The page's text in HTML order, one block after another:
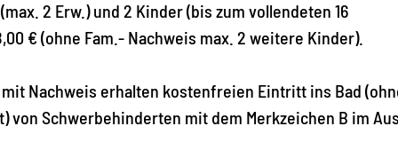
2 Erw.) und 2 Kinder (bis zum vollendeten 16
€ (ohne Fam.- Nachweis max. 2 weitere Kinder).
Nachweis erhalten kostenfreien Eintritt ins Bad
von Schwerbehinderten mit dem Merkzeichen B im